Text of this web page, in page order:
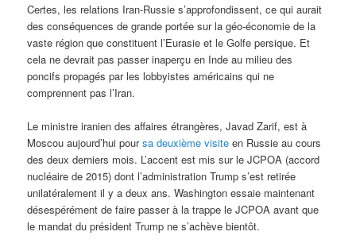
Certes, les relations Iran-Russie s’approfondissent, ce qui aurait
des conséquences de grande portée sur la géo-économie de la
vaste région que constituent l’Eurasie et le Golfe persique. Et
cela ne devrait pas passer inaperçu en Inde au milieu des
poncifs propagés par les lobbyistes américains qui ne
comprennent pas l’Iran.
Le ministre iranien des affaires étrangères, Javad Zarif, est à
Moscou aujourd’hui poursa deuxième visite en Russie au cours
des deux derniers mois. L’accent est mis sur le JCPOA (accord
nucléaire de 2015) dont l’administration Trump s’est retirée
unilatéralement il y a deux ans. Washington essaie maintenant
désespérément de faire passer à la trappe le JCPOA avant que
le mandat du président Trump ne s’achève bientôt.